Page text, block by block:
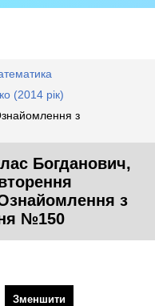
(2014 рік)
з
Богданович,
з
№150
Зменшити